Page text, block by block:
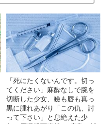
「死にたくないんです。切っ
てください」麻酔なしで腕を
切断した少女、瞼も唇も真っ
黒に腫れあがり「この仇、討
って下さい」と息絶えた少